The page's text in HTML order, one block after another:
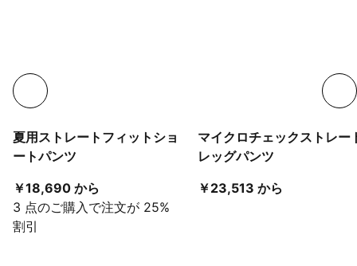
夏用ストレートフィットショ
ートパンツ
￥18,690 から 現在の価格 ￥18,690 から
3 点のご購入で注文が 25%
割引
マイクロチェックストレー
レッグパンツ
￥23,513 から